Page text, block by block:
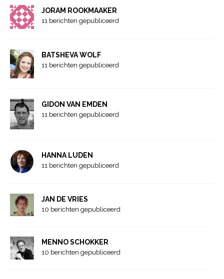
JORAM ROOKMAAKER
11 berichten gepubliceerd
BATSHEVA WOLF
11 berichten gepubliceerd
GIDON VAN EMDEN
11 berichten gepubliceerd
HANNA LUDEN
11 berichten gepubliceerd
JAN DE VRIES
10 berichten gepubliceerd
MENNO SCHOKKER
10 berichten gepubliceerd